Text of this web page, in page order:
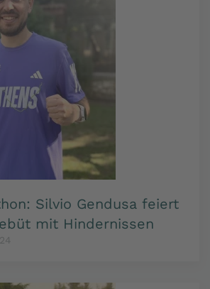
Silvio Gendusa feiert
mit Hindernissen